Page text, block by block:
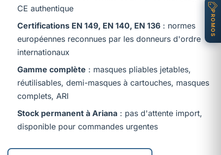
CE authentique
Certifications EN 149, EN 140, EN 136 : normes
européennes reconnues par les donneurs d'ordre
internationaux
Gamme complète : masques pliables jetables,
réutilisables, demi-masques à cartouches, masques
complets, ARI
Stock permanent à Ariana : pas d'attente import,
disponible pour commandes urgentes
PROMOS